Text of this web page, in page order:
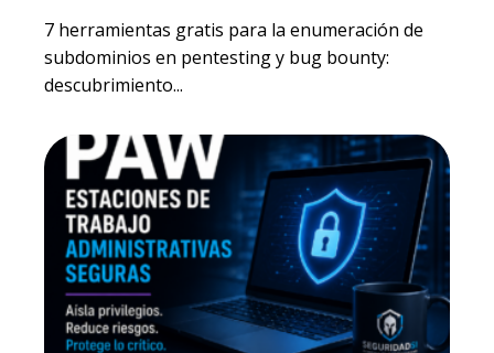
7 herramientas gratis para la enumeración de
subdominios en pentesting y bug bounty:
descubrimiento...